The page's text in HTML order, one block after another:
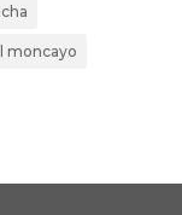
moncayo